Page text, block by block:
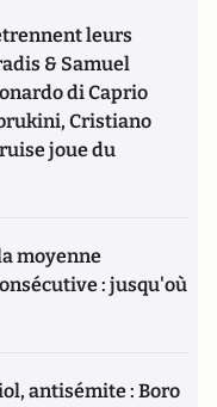
leurs
& Samuel
di Caprio
Cristiano
joue du
moyenne
: jusqu'où
antisémite : Boro